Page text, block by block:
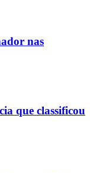
nas
que classificou